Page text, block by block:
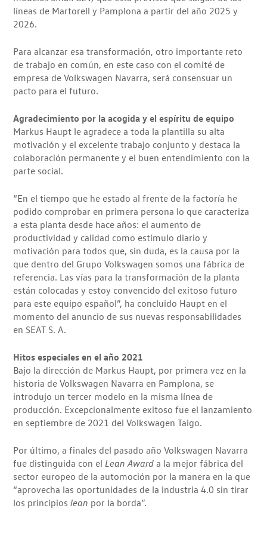
líneas de Martorell y Pamplona a partir del año 2025 y
2026.
Para alcanzar esa transformación, otro importante reto
de trabajo en común, en este caso con el comité de
empresa de Volkswagen Navarra, será consensuar un
pacto para el futuro.
Agradecimiento por la acogida y el espíritu de equipo
Markus Haupt le agradece a toda la plantilla su alta
motivación y el excelente trabajo conjunto y destaca la
colaboración permanente y el buen entendimiento con la
parte social.
“En el tiempo que he estado al frente de la factoría he
podido comprobar en primera persona lo que caracteriza
a esta planta desde hace años: el aumento de
productividad y calidad como estímulo diario y
motivación para todos que, sin duda, es la causa por la
que dentro del Grupo Volkswagen somos una fábrica de
referencia. Las vías para la transformación de la planta
están colocadas y estoy convencido del exitoso futuro
para este equipo español”, ha concluido Haupt en el
momento del anuncio de sus nuevas responsabilidades
en SEAT S. A.
Hitos especiales en el año 2021
Bajo la dirección de Markus Haupt, por primera vez en la
historia de Volkswagen Navarra en Pamplona, se
introdujo un tercer modelo en la misma línea de
producción. Excepcionalmente exitoso fue el lanzamiento
en septiembre de 2021 del Volkswagen Taigo.
Por último, a finales del pasado año Volkswagen Navarra
fue distinguida con el Lean Award a la mejor fábrica del
sector europeo de la automoción por la manera en la que
“aprovecha las oportunidades de la industria 4.0 sin tirar
los principioslean por la borda”.